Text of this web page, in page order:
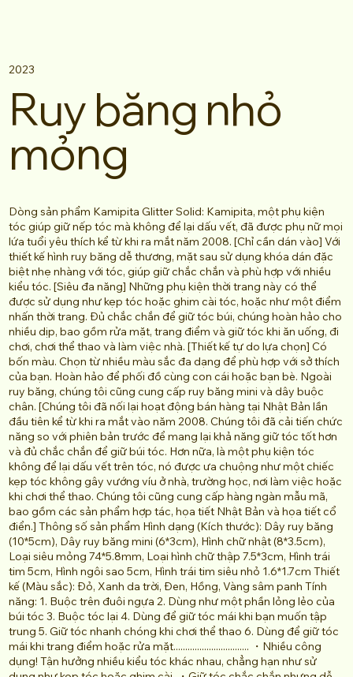
Ruy băng nhỏ
mỏng
2023
Dòng sản phẩm Kamipita Glitter Solid: Kamipita, một phụ kiện
tóc giúp giữ nếp tóc mà không để lại dấu vết, đã được phụ nữ mọi
lứa tuổi yêu thích kể từ khi ra mắt năm 2008. [Chỉ cần dán vào] Với
thiết kế hình ruy băng dễ thương, mặt sau sử dụng khóa dán đặc
biệt nhẹ nhàng với tóc, giúp giữ chắc chắn và phù hợp với nhiều
kiểu tóc. [Siêu đa năng] Những phụ kiện thời trang này có thể
được sử dụng như kẹp tóc hoặc ghim cài tóc, hoặc như một điểm
nhấn thời trang. Đủ chắc chắn để giữ tóc búi, chúng hoàn hảo cho
nhiều dịp, bao gồm rửa mặt, trang điểm và giữ tóc khi ăn uống, đi
chơi, chơi thể thao và làm việc nhà. [Thiết kế tự do lựa chọn] Có
bốn màu. Chọn từ nhiều màu sắc đa dạng để phù hợp với sở thích
của bạn. Hoàn hảo để phối đồ cùng con cái hoặc bạn bè. Ngoài
ruy băng, chúng tôi cũng cung cấp ruy băng mini và dây buộc
chân. [Chúng tôi đã nối lại hoạt động bán hàng tại Nhật Bản lần
đầu tiên kể từ khi ra mắt vào năm 2008. Chúng tôi đã cải tiến chức
năng so với phiên bản trước để mang lại khả năng giữ tóc tốt hơn
và đủ chắc chắn để giữ búi tóc. Hơn nữa, là một phụ kiện tóc
không để lại dấu vết trên tóc, nó được ưa chuộng như một chiếc
kẹp tóc không gây vướng víu ở nhà, trường học, nơi làm việc hoặc
khi chơi thể thao. Chúng tôi cũng cung cấp hàng ngàn mẫu mã,
bao gồm các sản phẩm hợp tác, họa tiết Nhật Bản và họa tiết cổ
điển.] Thông số sản phẩm Hình dạng (Kích thước): Dây ruy băng
(10*5cm), Dây ruy băng mini (6*3cm), Hình chữ nhật (8*3.5cm),
Loại siêu mỏng 74*5.8mm, Loại hình chữ thập 7.5*3cm, Hình trái
tim 5cm, Hình ngôi sao 5cm, Hình trái tim siêu nhỏ 1.6*1.7cm Thiết
kế (Màu sắc): Đỏ, Xanh da trời, Đen, Hồng, Vàng sâm panh Tính
năng: 1. Buộc trên đuôi ngựa 2. Dùng như một phần lỏng lẻo của
búi tóc 3. Buộc tóc lại 4. Dùng để giữ tóc mái khi bạn muốn tập
trung 5. Giữ tóc nhanh chóng khi chơi thể thao 6. Dùng để giữ tóc
mái khi trang điểm hoặc rửa mặt................................ ・Nhiều công
dụng! Tận hưởng nhiều kiểu tóc khác nhau, chẳng hạn như sử